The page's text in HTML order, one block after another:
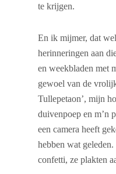
te krijgen.
En ik mijmer, dat
herinneringen aan
en weekbladen met
gewoel van de
Tullepetaon’, mijn
duivenpoep en m’n
een camera heeft
hebben wat geleden.
confetti, ze plakten